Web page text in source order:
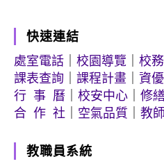
快速連結
處室電話
校園導覽
校
課表查詢
課程計畫
資
行 事 曆
校安中心
修
合 作 社
空氣品質 教
教職員系統